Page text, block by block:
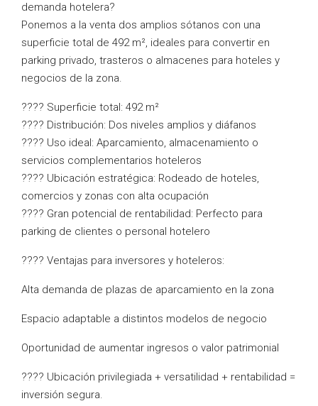
demanda hotelera?
Ponemos a la venta dos amplios sótanos con una
superficie total de 492 m², ideales para convertir en
parking privado, trasteros o almacenes para hoteles y
negocios de la zona.
???? Superficie total: 492 m²
???? Distribución: Dos niveles amplios y diáfanos
???? Uso ideal: Aparcamiento, almacenamiento o
servicios complementarios hoteleros
???? Ubicación estratégica: Rodeado de hoteles,
comercios y zonas con alta ocupación
???? Gran potencial de rentabilidad: Perfecto para
parking de clientes o personal hotelero
???? Ventajas para inversores y hoteleros:
Alta demanda de plazas de aparcamiento en la zona
Espacio adaptable a distintos modelos de negocio
Oportunidad de aumentar ingresos o valor patrimonial
???? Ubicación privilegiada + versatilidad + rentabilidad =
inversión segura.